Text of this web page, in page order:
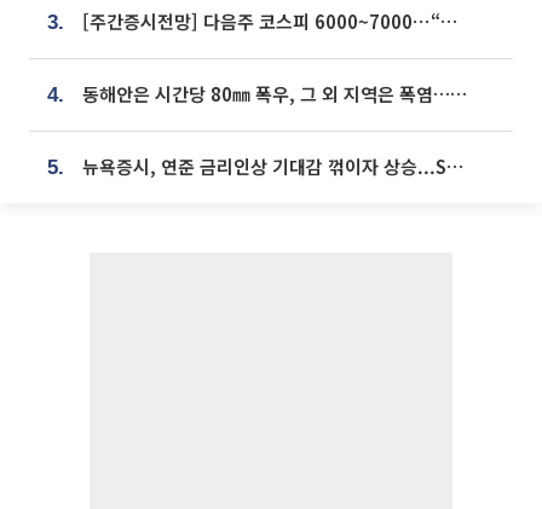
3. [주간증시전망] 다음주 코스피 6000~7000⋯“外人 수급은 정책이 변수”
4. 동해안은 시간당 80㎜ 폭우, 그 외 지역은 폭염…‘극과 극 날씨’
5. 뉴욕증시, 연준 금리인상 기대감 꺾이자 상승...S&P500 사상 최고치 [종합]